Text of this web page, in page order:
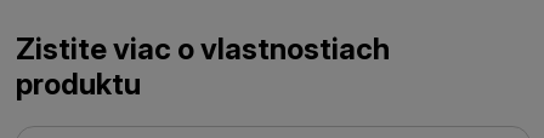
Zistite viac o vlastnostiach
produktu